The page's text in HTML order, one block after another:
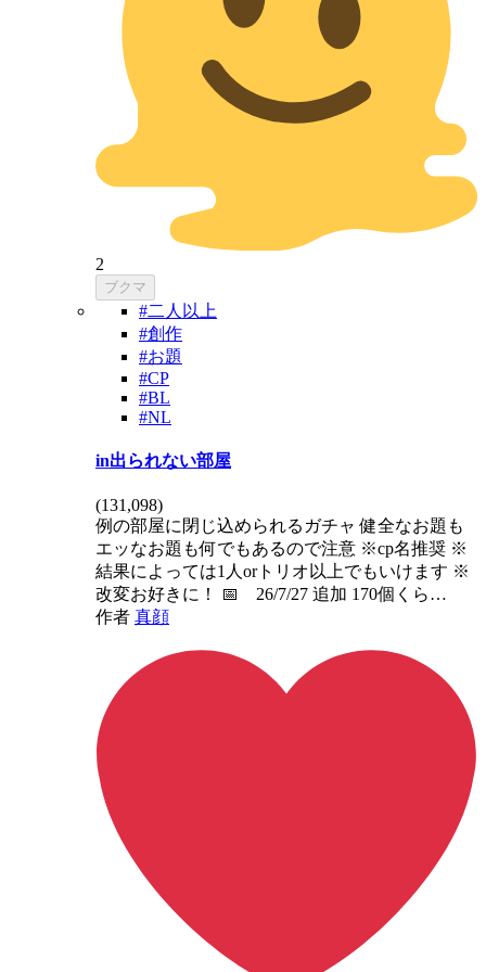
2
ブクマ
#二人以上
#創作
#お題
#CP
#BL
#NL
in出られない部屋
(131,098)
例の部屋に閉じ込められるガチャ 健全なお題も
エッなお題も何でもあるので注意 ※cp名推奨 ※
結果によっては1人orトリオ以上でもいけます ※
改変お好きに！ 📅 26/7/27 追加 170個くら…
作者 真顔